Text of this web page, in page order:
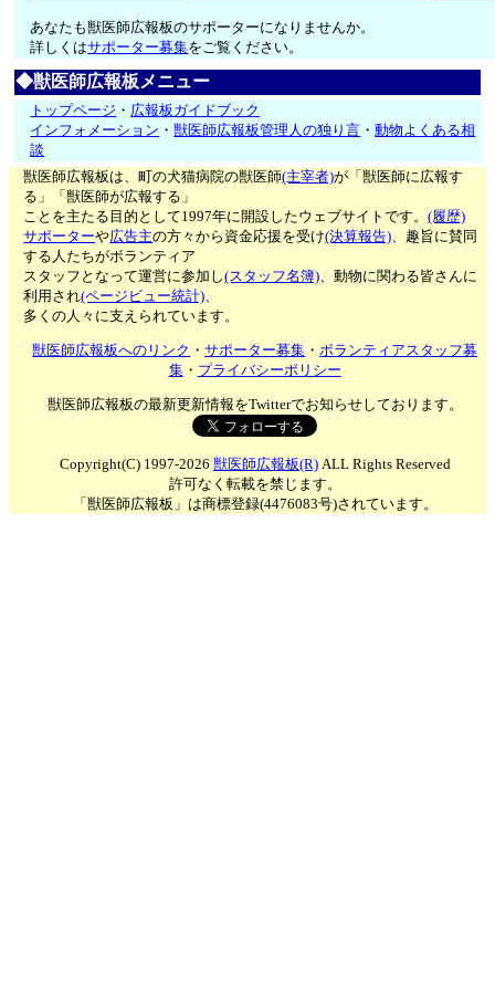
あなたも獣医師広報板のサポーターになりませんか。
詳しくはサポーター募集をご覧ください。
◆獣医師広報板メニュー
トップページ ・ 広報板ガイドブック
インフォメーション ・獣医師広報板管理人の独り言 ・動物よくある相
談
獣医師広報板は、町の犬猫病院の獣医師(主宰者)が「獣医師に広報す
る」「獣医師が広報する」
ことを主たる目的として1997年に開設したウェブサイトです。(履歴)
サポーターや広告主の方々から資金応援を受け(決算報告)、趣旨に賛同
する人たちがボランティア
スタッフとなって運営に参加し(スタッフ名簿)、動物に関わる皆さんに
利用され(ページビュー統計)、
多くの人々に支えられています。
獣医師広報板へのリンク ・サポーター募集 ・ボランティアスタッフ募
集・ プライバシーポリシー
獣医師広報板の最新更新情報をTwitterでお知らせしております。
Copyright(C) 1997-2026 獣医師広報板(R)ALL Rights Reserved
許可なく転載を禁じます。
「獣医師広報板」は商標登録(4476083号)されています。